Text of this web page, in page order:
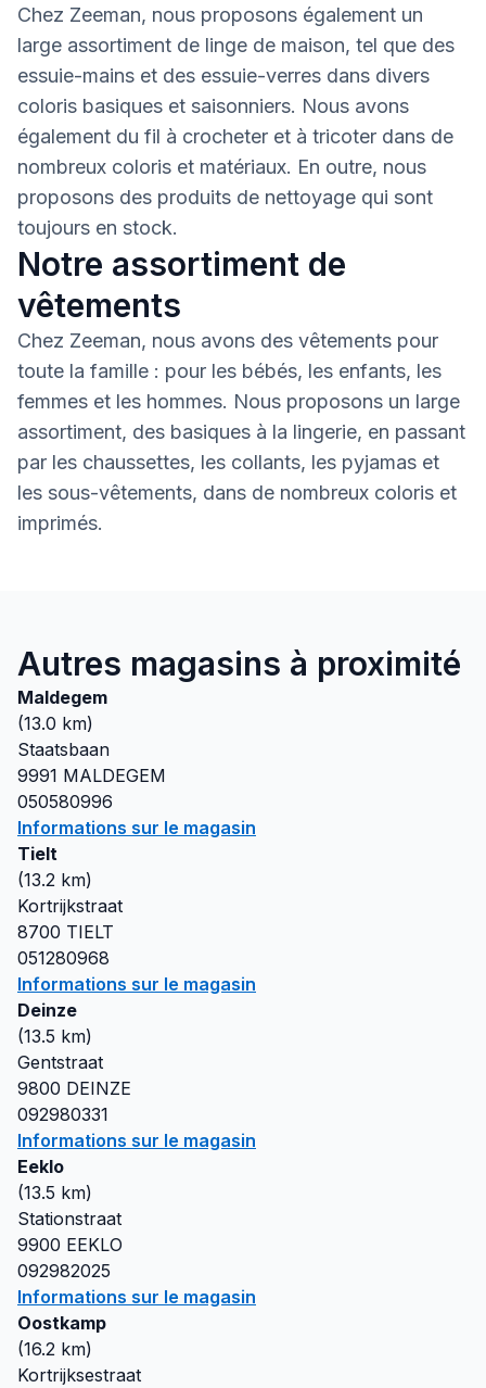
Chez Zeeman, nous proposons également un
large assortiment de linge de maison, tel que des
essuie-mains et des essuie-verres dans divers
coloris basiques et saisonniers. Nous avons
également du fil à crocheter et à tricoter dans de
nombreux coloris et matériaux. En outre, nous
proposons des produits de nettoyage qui sont
toujours en stock.
Notre assortiment de
vêtements
Chez Zeeman, nous avons des vêtements pour
toute la famille : pour les bébés, les enfants, les
femmes et les hommes. Nous proposons un large
assortiment, des basiques à la lingerie, en passant
par les chaussettes, les collants, les pyjamas et
les sous-vêtements, dans de nombreux coloris et
imprimés.
Autres magasins à proximité
Maldegem
(13.0 km)
Staatsbaan
9991 MALDEGEM
050580996
Informations sur le magasin
Tielt
(13.2 km)
Kortrijkstraat
8700 TIELT
051280968
Informations sur le magasin
Deinze
(13.5 km)
Gentstraat
9800 DEINZE
092980331
Informations sur le magasin
Eeklo
(13.5 km)
Stationstraat
9900 EEKLO
092982025
Informations sur le magasin
Oostkamp
(16.2 km)
Kortrijksestraat